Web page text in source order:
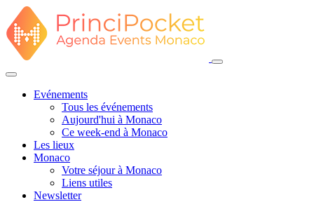
Evénements
Tous les événements
Aujourd'hui à Monaco
Ce week-end à Monaco
Les lieux
Monaco
Votre séjour à Monaco
Liens utiles
Newsletter